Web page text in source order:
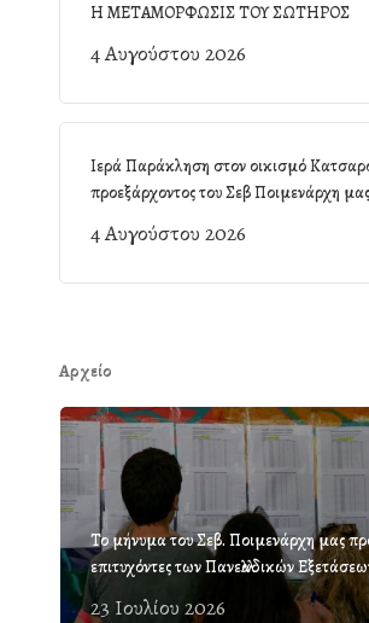
Η ΜΕΤΑΜΟΡΦΩΣΙΣ ΤΟΥ ΣΩΤΗΡΟΣ
4 Αυγούστου 2026
Ιερά Παράκληση στον οικισμό
προεξάρχοντος του Σεβ Ποιμενάρχη μας
4 Αυγούστου 2026
Αρχείο
Το μήνυμα του Σεβ. Ποιμενάρχη μας
επιτυχόντες των Πανελλαδικών
23 Ιουλίου 2026